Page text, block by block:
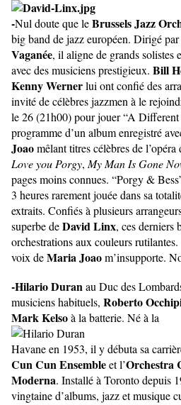
-Nul doute que leBrussels Jazz
big band de jazz européen. Dirigé
Vaganée, il aligne de grands solistes
avec des musiciens prestigieux. Bill
Kenny Wernerlui ont confié des
invité de célèbres jazzmen à le
le 26 (21h00) pour jouer “A
programme d’un album enregistré
Joaomêlant titres célèbres de l’opéra
Love you Porgy, My Man Is Gone
pages moins connues. “Porgy &
3 heures rarement jouée dans sa
extraits. Confiés à plusieurs
superbe deDavid Linx, ces derniers
orchestrations aux couleurs
voix deMaria Joaom’insupporte.
-Hilario Duranau Duc des
musiciens habituels, Roberto
Mark Kelsoà la batterie. Né à la
Havane en 1953, il y débuta sa
Cun Cun Ensembleet l’Orchestra
Moderna. Installé à Toronto depuis
vingtaine d’albums, jazz et musique